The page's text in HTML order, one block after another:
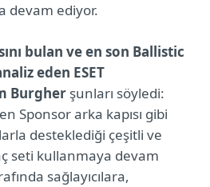
devam ediyor.
bulan ve en son Ballistic
eden ESET
Burgher şunları söyledi:
Sponsor arka kapısı gibi
desteklediği çeşitli ve
seti kullanmaya devam
sağlayıcılara,